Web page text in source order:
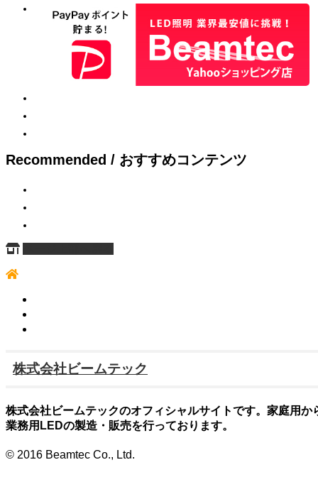
Recommended / おすすめコンテンツ
株式会社ビームテック
株式会社ビームテックのオフィシャルサイトです。家庭用か
業務用LEDの製造・販売を行っております。
© 2016 Beamtec Co., Ltd.